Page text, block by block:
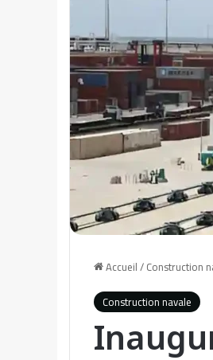
Accueil/Construction
Construction navale